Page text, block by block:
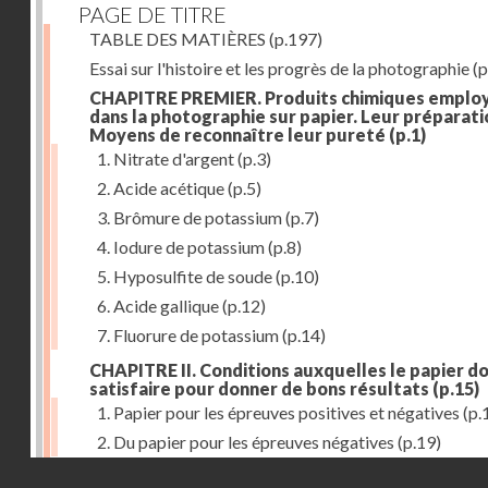
PAGE DE TITRE
TABLE DES MATIÈRES (p.197)
Essai sur l'histoire et les progrès de la photographie
CHAPITRE PREMIER. Produits chimiques
dans la photographie sur papier. Leur
Moyens de reconnaître leur pureté (p.1)
1. Nitrate d'argent(p.3)
2. Acide acétique(p.5)
3. Brômure de potassium(p.7)
4. Iodure de potassium(p.8)
5. Hyposulfite de soude(p.10)
6. Acide gallique(p.12)
7. Fluorure de potassium(p.14)
CHAPITRE II. Conditions auxquelles le papier
satisfaire pour donner de bons résultats (p.15)
1. Papier pour les épreuves positives et négatives
2. Du papier pour les épreuves négatives (p.19)